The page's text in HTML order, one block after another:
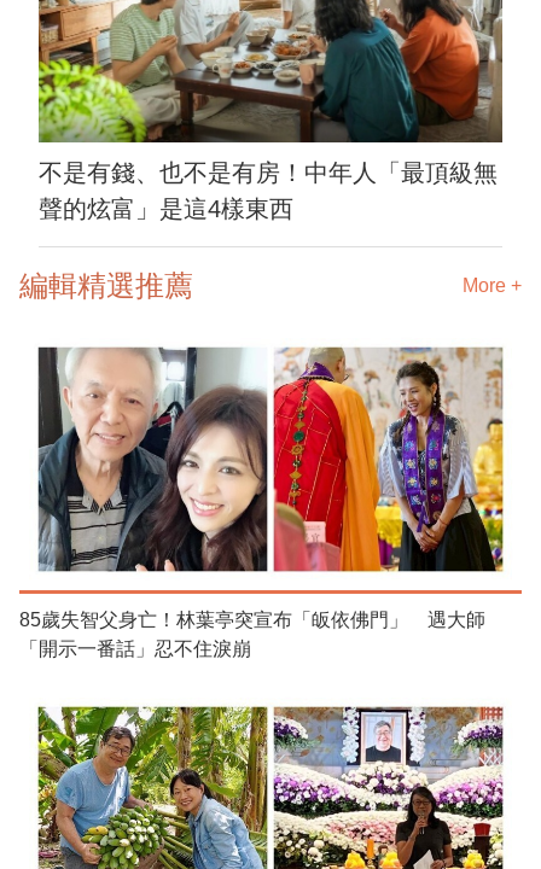
不是有錢、也不是有房！中年人「最頂級無
聲的炫富」是這4樣東西
編輯精選推薦 More +
85歲失智父身亡！林葉亭突宣布「皈依佛門」 遇大師
「開示一番話」忍不住淚崩